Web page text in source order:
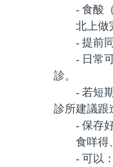
- 食酸（
北上做完
- 提前同
- 日常可
診。
- 若短期
診所建議跟
- 保存好
食咩得
- 可以：